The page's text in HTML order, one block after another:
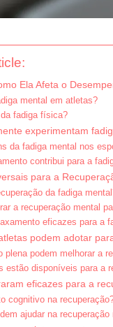
Ela Afeta o
mental em atletas?
fadiga física?
experimentam
da fadiga mental nos
contribui para a
para a
da fadiga
a recuperação mental
eficazes para a
podem adotar
podem melhorar a
estão disponíveis para a
eficazes para a
cognitivo na
ajudar na recuperação